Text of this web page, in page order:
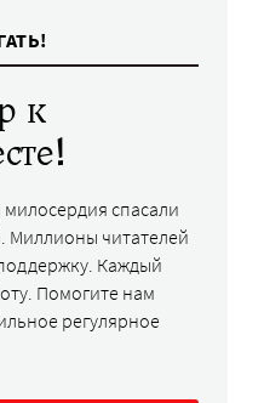
к
спасали
Миллионы читателей
Каждый
Помогите нам
регулярное